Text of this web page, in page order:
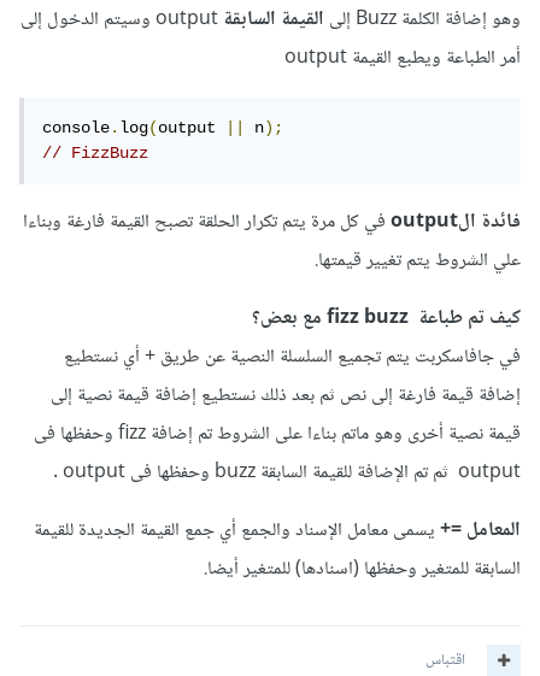
وهو إضافة الكلمة Buzz إلى
القيمة السابقة
output وسيتم الدخول إلى
أمر الطباعة ويطبع القيمة output
console.log(output n);
// FizzBuzz
فائدة الoutput
في كل مرة يتم تكرار الحلقة تصبح القيمة فارغة وبناءا
علي الشروط يتم تغيير قيمتها.
كيف تم طباعة fizz buzz مع بعض؟
في جافاسكربت يتم تجميع السلسلة النصية عن طريق + أي نستطيع
إضافة قيمة فارغة إلى نص ثم بعد ذلك نستطيع إضافة قيمة نصية إلى
قيمة نصية أخرى وهو ماتم بناءا على الشروط تم إضافة fizz وحفظها فى
output ثم تم الإضافة للقيمة السابقة buzz وحفظها فى output .
المعامل =+يسمى معامل الإسناد والجمع أي جمع القيمة الجديدة للقيمة
السابقة للمتغير وحفظها (اسنادها) للمتغير أيضا.
اقتباس